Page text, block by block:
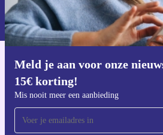
Meld je aan voor onze
15€ korting!
Mis nooit meer een aanbieding
Informatie over het gebruik van
privacybeleid
Download de